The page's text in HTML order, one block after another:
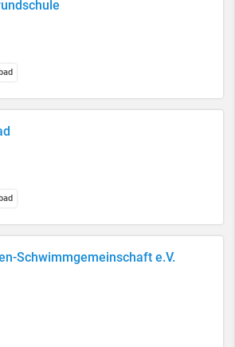
Schwimmgemeinschaft e.V.